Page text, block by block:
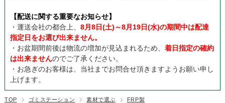
【配送に関する重要なお知らせ】
・運送会社の都合上、 8月8日(土)～8月19日(水)の期間中は配達
指定日をお選び出来ません。
・お盆期間前後は物流の増加が見込まれるため、 着日指定の確約
は出来ませんのでご了承ください。
・お急ぎのお客様は、当社までお問合せ頂きますようお願い申し
上げます。
TOP ゴミステーション 素材で選ぶ FRP製